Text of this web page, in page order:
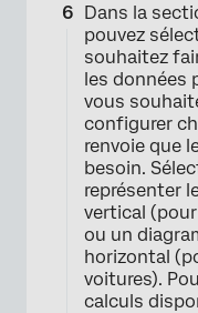
Dans la
pouvez
souhaitez
les données
vous
configurer
renvoie que
besoin.
représenter
vertical
ou un
horizontal
voitures).
calculs